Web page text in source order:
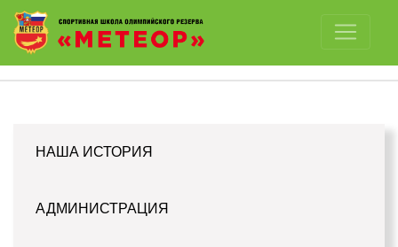
Отключить картинки
НАША ИСТОРИЯ
АДМИНИСТРАЦИЯ